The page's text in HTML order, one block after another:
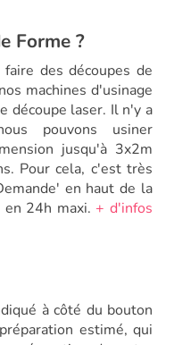
Forme ?
des découpes de
machines d'usinage
découpe laser. Il n'y a
pouvons usiner
jusqu'à 3x2m
Pour cela, c'est très
en haut de la
en 24h maxi. + d'infos
à côté du bouton
estimé, qui